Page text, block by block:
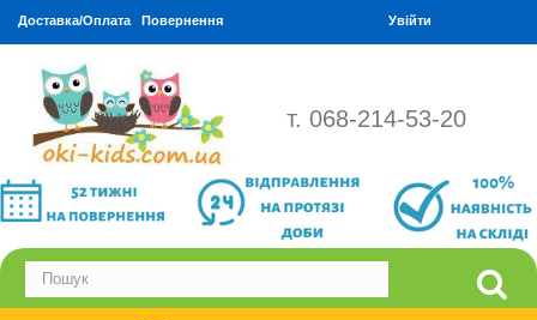
Доставка/Оплата Повернення Увійти
т. 068-214-53-20